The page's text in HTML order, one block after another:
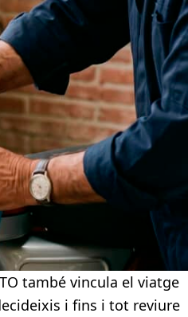
també vincula el viatge
i fins i tot reviure